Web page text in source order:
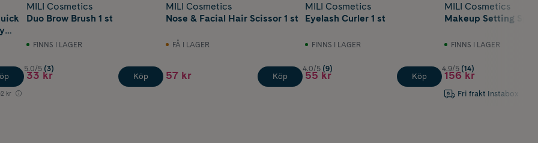
kr
MILI Cosmetics
Duo Brow Brush 1 st
FINNS I LAGER
5.0/5 (3)
33 kr Köp
MILI Cosmetics
Nose & Facial Hair Scissor 1 st
FÅ I LAGER
57 kr Köp
MILI Cosmetics
Eyelash Curler 1 st
FINNS I LAGER
4.0/5 (9)
55 kr Köp
MILI Cosmetics
Makeup Setting
FINNS I LAGER
4.9/5 (14)
156 kr
Fri frakt Instabox